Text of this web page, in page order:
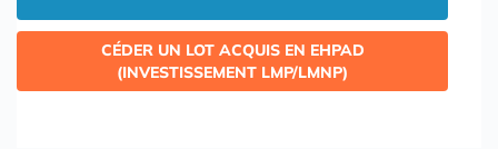
CÉDER UN LOT ACQUIS EN EHPAD
(INVESTISSEMENT LMP/LMNP)